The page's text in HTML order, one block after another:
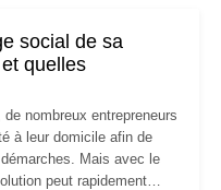
social de sa
quelles
nombreux entrepreneurs
à leur domicile afin de
Mais avec le
peut rapidement